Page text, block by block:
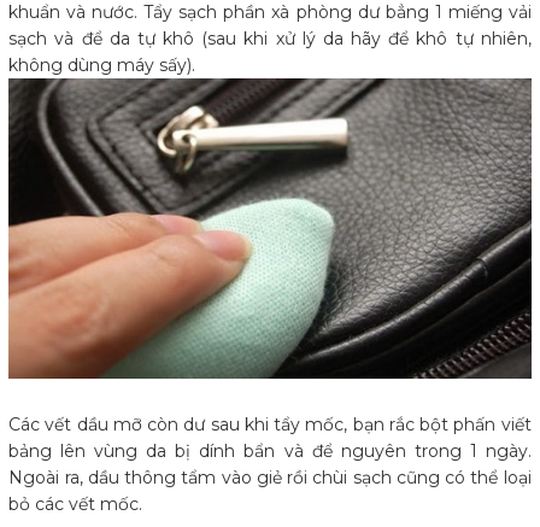
khuẩn và nước. Tẩy sạch phần xà phòng dư bẳng 1 miếng vải
sạch và để da tự khô (sau khi xử lý da hãy để khô tự nhiên,
không dùng máy sấy).
Các vết dầu mỡ còn dư sau khi tẩy mốc, bạn rắc bột phấn viết
bảng lên vùng da bị dính bẩn và để nguyên trong 1 ngày.
Ngoài ra, dầu thông tẩm vào giẻ rồi chùi sạch cũng có thể loại
bỏ các vết mốc.